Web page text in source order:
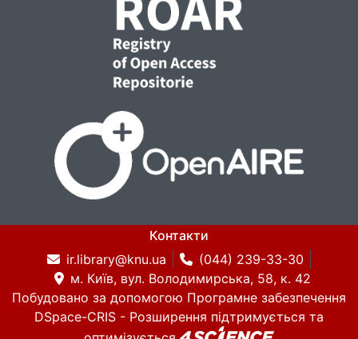
Контакти
ir.library@knu.ua
(044) 239-33-30
м. Київ, вул. Володимирська, 58, к. 42
Побудовано за допомогою Програмне забезпечення
DSpace-CRIS - Розширення підтримується та